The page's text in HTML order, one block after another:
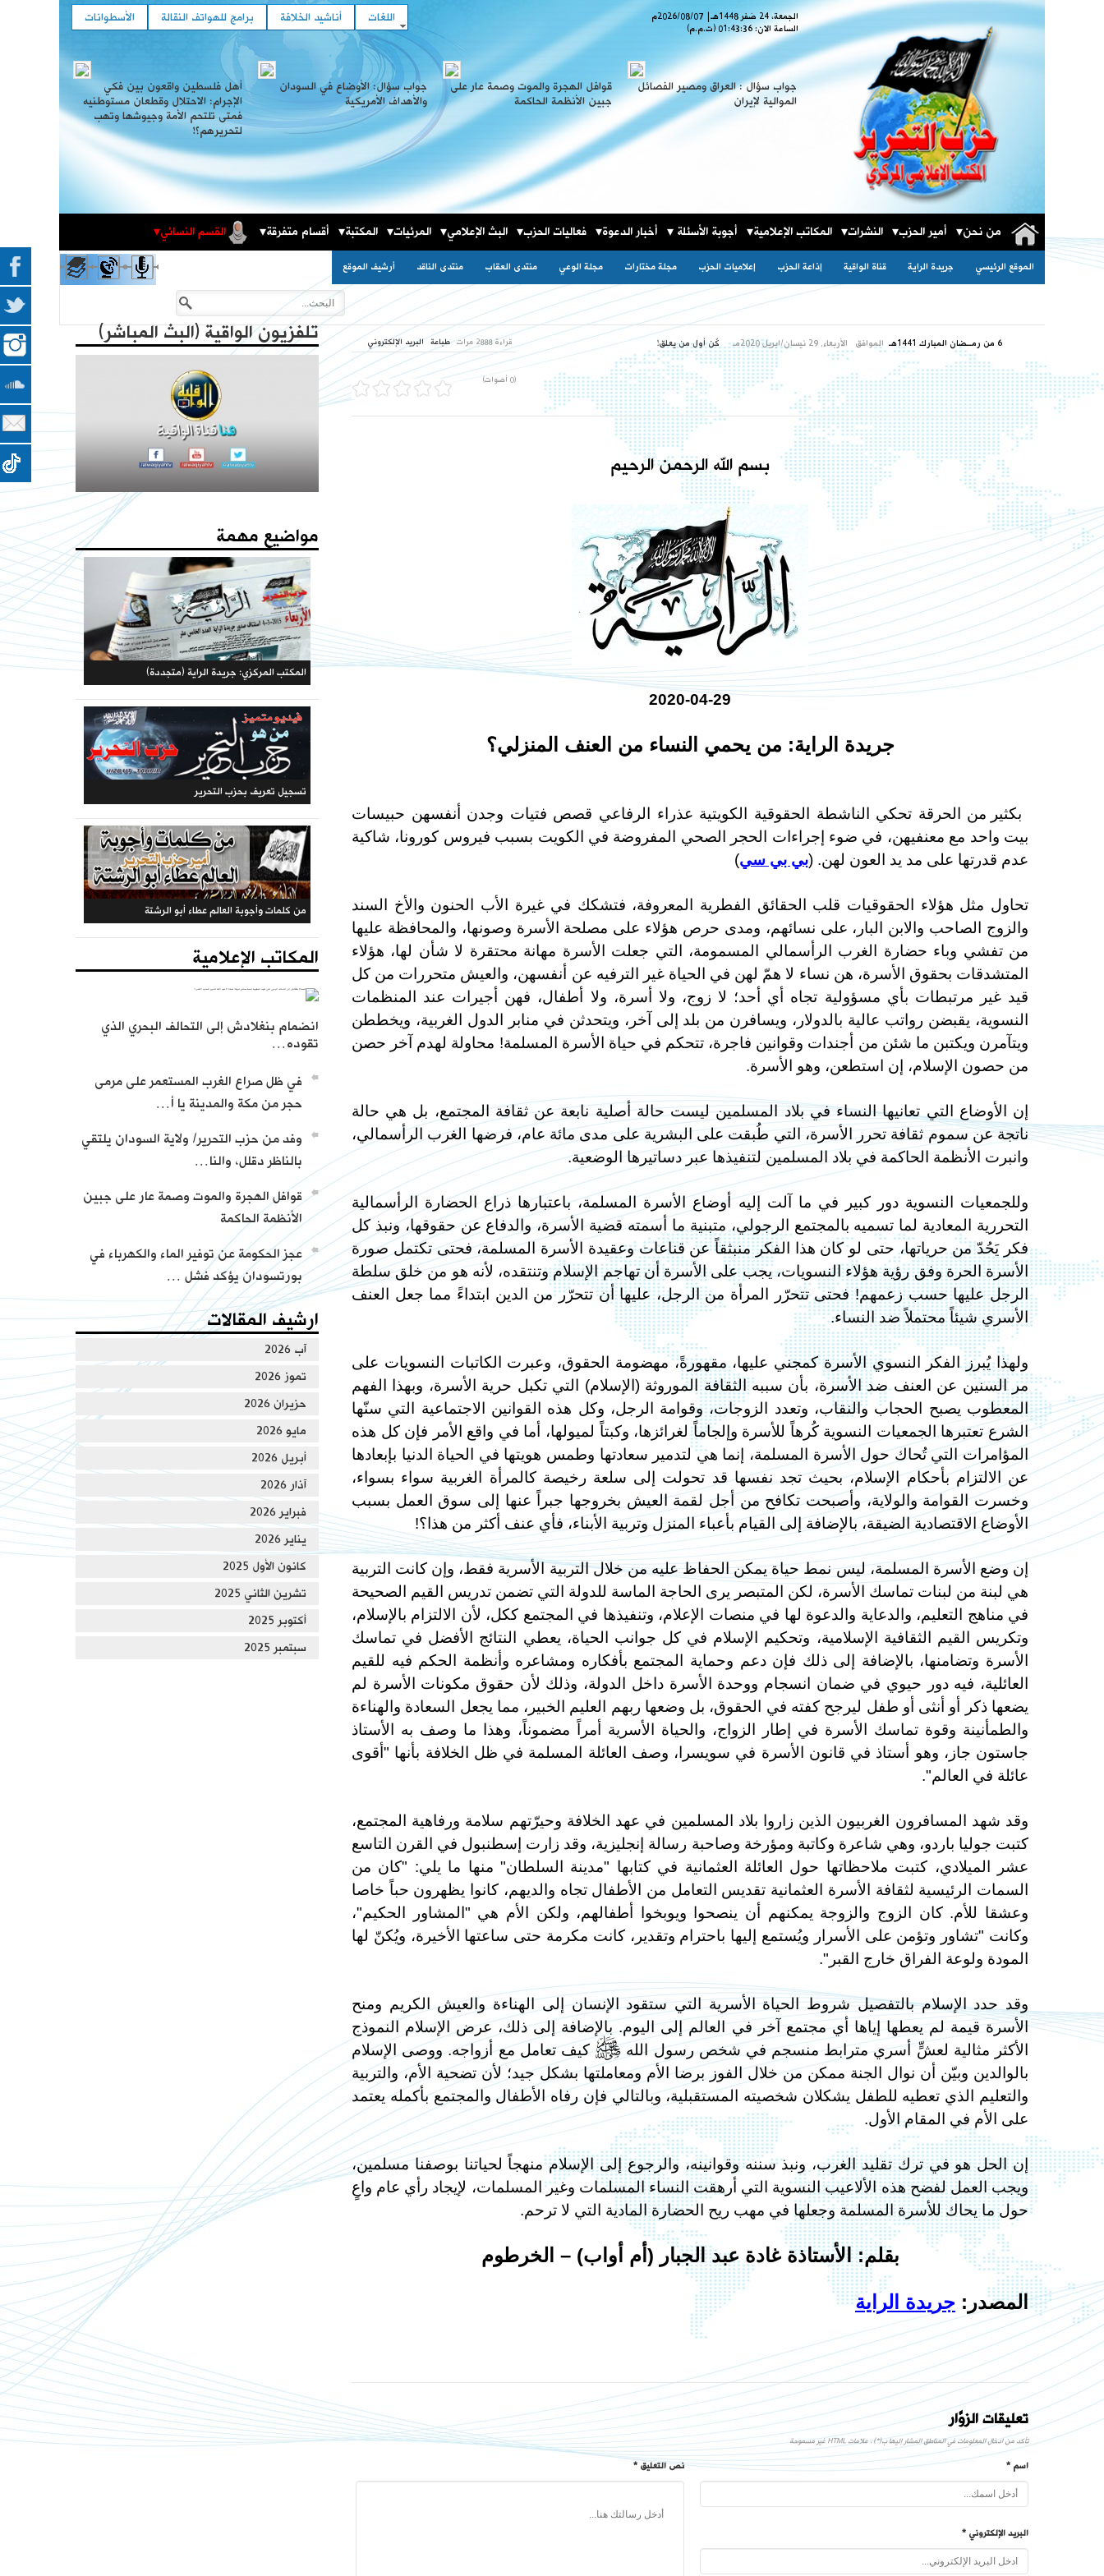
الجمعة، 24 صَفر 1448 هـ 2026/08/07م
الساعة الان:01:43:37 (ت.م.م)
الأسطوانات برامج للهواتف النقالة أناشيد الخلافة اللغات
جواب سؤال : العراق ومصير الفصائل
الموالية لإيران
قوافل الهجرة والموت وصمة عار على
جبين الأنظمة الحاكمة
جواب سؤال: الأوضاع في السودان
والأهداف الأمريكية
أهل فلسطين واقعون بين فكي
الإجرام: الاحتلال وقطعان مستوطنيه
فمتى تلتحم الأمة وجيوشها وتهب
لتحريرهم؟!
من نحن أمير الحزب النشرات المكاتب الإعلامية أجوبة الأسئلة أخبار الدعوة فعاليات الحزب البث الإعلامي المرئيات المكتبة أقسام متفرقة القسم النسائي
الموقع الرئيسي جريدة الراية قناة الواقية إذاعة الحزب إعلاميات الحزب مجلة مختارات مجلة الوعي منتدى العقاب منتدى الناقد أرشيف الموقع
6 من رمــضان المبارك 1441هـ الموافق الأربعاء, 29 نيسان/ابريل 2020مـ كٌن أول من يعلق! قراءة 2888 مرات طباعة البريد الإلكتروني
(0 أصوات)
بسم الله الرحمن الرحيم
2020-04-29
جريدة الراية: من يحمي النساء من العنف المنزلي؟
بكثير من الحرقة تحكي الناشطة الحقوقية الكويتية عذراء الرفاعي قصص فتيات وجدن أنفسهن حبيسات
بيت واحد مع معنفيهن، في ضوء إجراءات الحجر الصحي المفروضة في الكويت بسبب فيروس كورونا، شاكية
عدم قدرتها على مد يد العون لهن. (بي بي سي)
تحاول مثل هؤلاء الحقوقيات قلب الحقائق الفطرية المعروفة، فتشكك في غيرة الأب الحنون والأخ السند
والزوج الصاحب والابن البار، على نسائهم، ومدى حرص هؤلاء على مصلحة الأسرة وصونها، والمحافظة عليها
من تفشي وباء حضارة الغرب الرأسمالي المسمومة، التي جعلت الأسرة مهانة محتقرة لا شأن لها، هؤلاء
المتشدقات بحقوق الأسرة، هن نساء لا همّ لهن في الحياة غير الترفيه عن أنفسهن، والعيش متحررات من كل
قيد غير مرتبطات بأي مسؤولية تجاه أي أحد؛ لا زوج، ولا أسرة، ولا أطفال، فهن أجيرات عند المنظمات
النسوية، يقبضن رواتب عالية بالدولار، ويسافرن من بلد إلى آخر، ويتحدثن في منابر الدول الغربية، ويخططن
ويتآمرن ويكتبن ما شئن من أجندات وقوانين فاجرة، تتحكم في حياة الأسرة المسلمة! محاولة لهدم آخر حصن
من حصون الإسلام، إن استطعن، وهو الأسرة.
إن الأوضاع التي تعانيها النساء في بلاد المسلمين ليست حالة أصلية نابعة عن ثقافة المجتمع، بل هي حالة
ناتجة عن سموم ثقافة تحرر الأسرة، التي طُبقت على البشرية على مدى مائة عام، فرضها الغرب الرأسمالي،
وانبرت الأنظمة الحاكمة في بلاد المسلمين لتنفيذها عبر دساتيرها الوضعية.
وللجمعيات النسوية دور كبير في ما آلت إليه أوضاع الأسرة المسلمة، باعتبارها ذراع الحضارة الرأسمالية
التحررية المعادية لما تسميه بالمجتمع الرجولي، متبنية ما أسمته قضية الأسرة، والدفاع عن حقوقها، ونبذ كل
فكر يَحُدّ من حرياتها، حتى لو كان هذا الفكر منبثقاً عن قناعات وعقيدة الأسرة المسلمة، فحتى تكتمل صورة
الأسرة الحرة وفق رؤية هؤلاء النسويات، يجب على الأسرة أن تهاجم الإسلام وتنتقده، لأنه هو من خلق سلطة
الرجل عليها حسب زعمهم! فحتى تتحرّر المرأة من الرجل، عليها أن تتحرّر من الدين ابتداءً مما جعل العنف
الأسري شيئاً محتملاً ضد النساء.
ولهذا يُبرز الفكر النسوي الأسرة كمجني عليها، مقهورةً، مهضومة الحقوق، وعبرت الكاتبات النسويات على
مر السنين عن العنف ضد الأسرة، بأن سببه الثقافة الموروثة (الإسلام) التي تكبل حرية الأسرة، وبهذا الفهم
المعطوب يصبح الحجاب والنقاب، وتعدد الزوجات، وقوامة الرجل، وكل هذه القوانين الاجتماعية التي سنّها
الشرع تعتبرها الجمعيات النسوية كُرهاً للأسرة وإلجاماً لغرائزها، وكبتاً لميولها، أما في واقع الأمر فإن كل هذه
المؤامرات التي تُحاك حول الأسرة المسلمة، إنما هي لتدمير سعادتها وطمس هويتها في الحياة الدنيا بإبعادها
عن الالتزام بأحكام الإسلام، بحيث تجد نفسها قد تحولت إلى سلعة رخيصة كالمرأة الغربية سواء بسواء،
وخسرت القوامة والولاية، وأصبحت تكافح من أجل لقمة العيش بخروجها جبراً عنها إلى سوق العمل بسبب
الأوضاع الاقتصادية الضيقة، بالإضافة إلى القيام بأعباء المنزل وتربية الأبناء، فأي عنف أكثر من هذا؟!
إن وضع الأسرة المسلمة، ليس نمط حياة يمكن الحفاظ عليه من خلال التربية الأسرية فقط، وإن كانت التربية
هي لبنة من لبنات تماسك الأسرة، لكن المتبصر يرى الحاجة الماسة للدولة التي تضمن تدريس القيم الصحيحة
في مناهج التعليم، والدعاية والدعوة لها في منصات الإعلام، وتنفيذها في المجتمع ككل، لأن الالتزام بالإسلام،
وتكريس القيم الثقافية الإسلامية، وتحكيم الإسلام في كل جوانب الحياة، يعطي النتائج الأفضل في تماسك
الأسرة وتضامنها، بالإضافة إلى ذلك فإن دعم وحماية المجتمع بأفكاره ومشاعره وأنظمة الحكم فيه للقيم
العائلية، فيه دور حيوي في ضمان انسجام ووحدة الأسرة داخل الدولة، وذلك لأن حقوق مكونات الأسرة لم
يضعها ذكر أو أنثى أو طفل ليرجح كفته في الحقوق، بل وضعها ربهم العليم الخبير، مما يجعل السعادة والهناءة
والطمأنينة وقوة تماسك الأسرة في إطار الزواج، والحياة الأسرية أمراً مضموناً، وهذا ما وصف به الأستاذ
جاستون جاز، وهو أستاذ في قانون الأسرة في سويسرا، وصف العائلة المسلمة في ظل الخلافة بأنها "أقوى
عائلة في العالم".
وقد شهد المسافرون الغربيون الذين زاروا بلاد المسلمين في عهد الخلافة وحيرّتهم سلامة ورفاهية المجتمع،
كتبت جوليا باردو، وهي شاعرة وكاتبة ومؤرخة وصاحبة رسالة إنجليزية، وقد زارت إسطنبول في القرن التاسع
عشر الميلادي، كتبت ملاحظاتها حول العائلة العثمانية في كتابها "مدينة السلطان" منها ما يلي: "كان من
السمات الرئيسية لثقافة الأسرة العثمانية تقديس التعامل من الأطفال تجاه والديهم، كانوا يظهرون حباً خاصا
وعشقا للأم. كان الزوج والزوجة يمكنهم أن ينصحوا ويوبخوا أطفالهم، ولكن الأم هي "المشاور الحكيم"،
وكانت "تشاور وتؤمن على الأسرار ويُستمع إليها باحترام وتقدير، كانت مكرمة حتى ساعتها الأخيرة، ويُكنّ لها
المودة ولوعة الفراق خارج القبر".
وقد حدد الإسلام بالتفصيل شروط الحياة الأسرية التي ستقود الإنسان إلى الهناءة والعيش الكريم ومنح
الأسرة قيمة لم يعطها إياها أي مجتمع آخر في العالم إلى اليوم. بالإضافة إلى ذلك، عرض الإسلام النموذج
الأكثر مثالية لعشٍّ أسري مترابط منسجم في شخص رسول الله e كيف تعامل مع أزواجه. ووصى الإسلام
بالوالدين وبيّن أن نوال الجنة ممكن من خلال الفوز برضا الأم ومعاملتها بشكل جيد؛ لأن تضحية الأم، والتربية
والتعليم الذي تعطيه للطفل يشكلان شخصيته المستقبلية، وبالتالي فإن رفاه الأطفال والمجتمع بأكمله يعتمد
على الأم في المقام الأول.
إن الحل هو في ترك تقليد الغرب، ونبذ سننه وقوانينه، والرجوع إلى الإسلام منهجاً لحياتنا بوصفنا مسلمين،
ويجب العمل لفضح هذه الألاعيب النسوية التي أرهقت النساء المسلمات وغير المسلمات، لإيجاد رأي عام واعٍ
حول ما يحاك للأسرة المسلمة وجعلها في مهب ريح الحضارة المادية التي لا ترحم.
بقلم: الأستاذة غادة عبد الجبار (أم أواب) – الخرطوم
المصدر: جريدة الراية
تعليقات الزوَّار
تأكد من ادخال المعلومات في المناطق المشار إليها ب(*) . علامات HTML غير مسموحة
اسم *
البريد الإلكتروني *
نص التعليق *
تلفزيون الواقية (البث المباشر)
مواضيع مهمة
المكتب المركزي: جريدة الراية (متجددة)
من كلمات وأجوبة العالم عطاء أبو الرشتة
فهارس مجلة الوعي
حملات الحزب
المكتبة الحزبية
المكتبة الثقافية
يا جيوش المسلمين المسجد الأقصى والأرض المباركة
فعاليات حزب التحرير العالمية في الذكرى المئوية لهدم
كتاب - فعاليات الذكرى المئوية لهدم الخلافة 1442هـ
المكاتب الإعلامية
انضمام بنغلادش إلى التحالف البحري الذي
تقوده…
في ظل صراع الغرب المستعمر على مرمى
حجر من مكة والمدينة يا أ…
وفد من حزب التحرير/ ولاية السودان يلتقي
بالناظر دقلل، والنا…
قوافل الهجرة والموت وصمة عار على جبين
الأنظمة الحاكمة
عجز الحكومة عن توفير الماء والكهرباء في
بورتسودان يؤكد فشل …
ارشيف المقالات
آب 2026
تموز 2026
حزيران 2026
مايو 2026
أبريل 2026
آذار 2026
فبراير 2026
يناير 2026
كانون الأول 2025
تشرين الثاني 2025
أكتوبر 2025
سبتمبر 2025